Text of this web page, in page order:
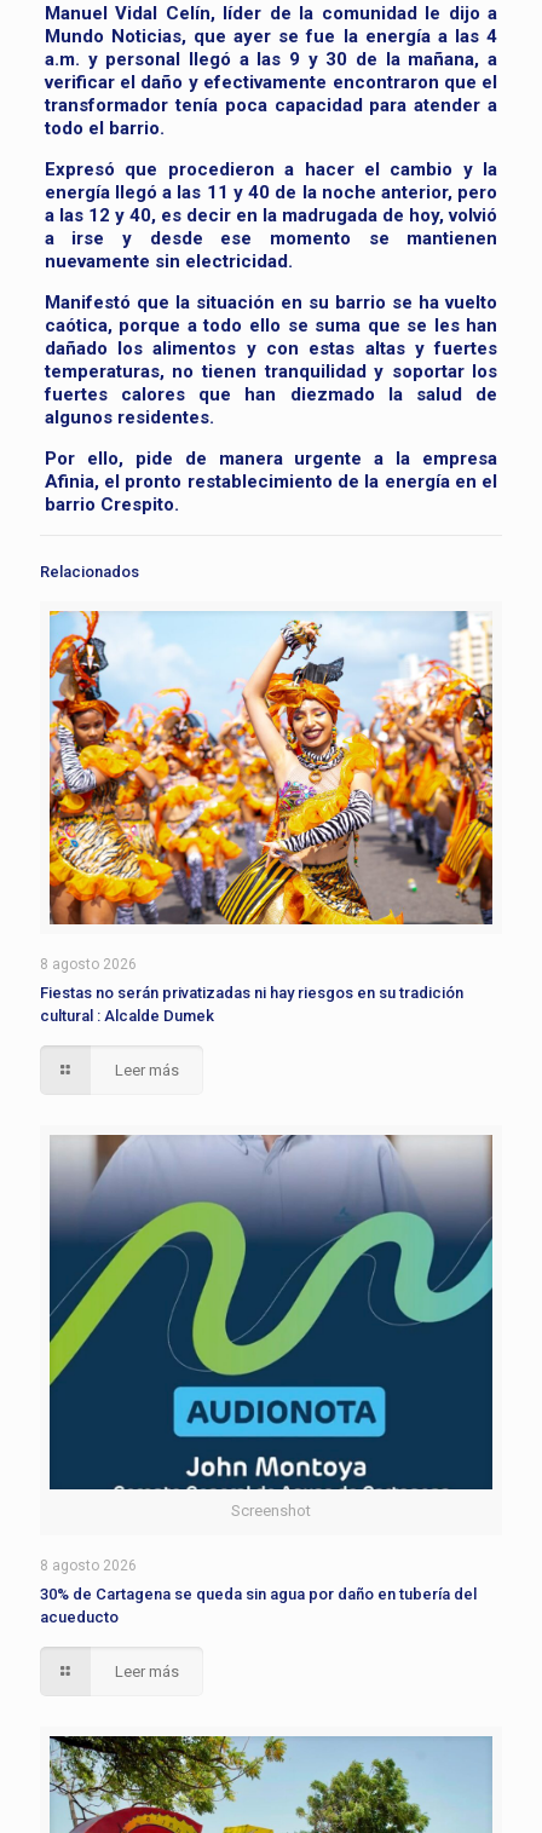
Manuel Vidal Celín, líder de la comunidad le dijo a
Mundo Noticias, que ayer se fue la energía a las 4
a.m. y personal llegó a las 9 y 30 de la mañana, a
verificar el daño y efectivamente encontraron que el
transformador tenía poca capacidad para atender a
todo el barrio.
Expresó que procedieron a hacer el cambio y la
energía llegó a las 11 y 40 de la noche anterior, pero
a las 12 y 40, es decir en la madrugada de hoy, volvió
a irse y desde ese momento se mantienen
nuevamente sin electricidad.
Manifestó que la situación en su barrio se ha vuelto
caótica, porque a todo ello se suma que se les han
dañado los alimentos y con estas altas y fuertes
temperaturas, no tienen tranquilidad y soportar los
fuertes calores que han diezmado la salud de
algunos residentes.
Por ello, pide de manera urgente a la empresa
Afinia, el pronto restablecimiento de la energía en el
barrio Crespito.
Relacionados
8 agosto 2026
Fiestas no serán privatizadas ni hay riesgos en su tradición
cultural : Alcalde Dumek
Leer más
Screenshot
8 agosto 2026
30% de Cartagena se queda sin agua por daño en tubería del
acueducto
Leer más